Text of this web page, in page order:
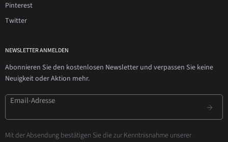
Pinterest
Twitter
NEWSLETTER ANMELDEN
Abonnieren Sie den kostenlosen Newsletter und verpassen Sie keine
Neuigkeit oder Aktion mehr.
Email-Adresse
Mit der Absendung bestätigen Sie die zur Kenntnisnahme unserer